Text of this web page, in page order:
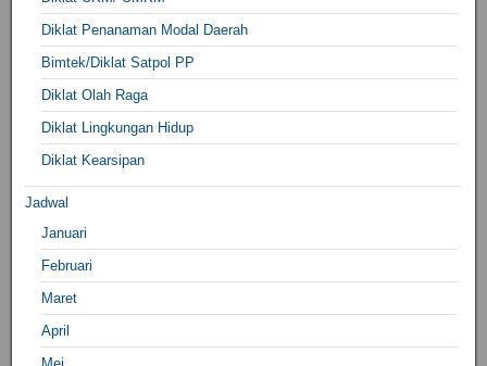
Diklat Penanaman Modal Daerah
Bimtek/Diklat Satpol PP
Diklat Olah Raga
Diklat Lingkungan Hidup
Diklat Kearsipan
Jadwal
Januari
Februari
Maret
April